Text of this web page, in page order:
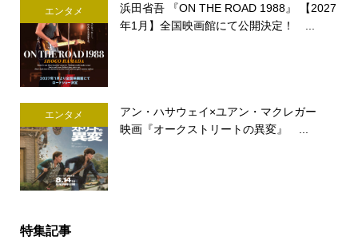
エンタメ
浜田省吾 『ON THE ROAD 1988』 【2027
年1月】全国映画館にて公開決定！ ...
エンタメ
アン・ハサウェイ×ユアン・マクレガー
映画『オークストリートの異変』 ...
特集記事